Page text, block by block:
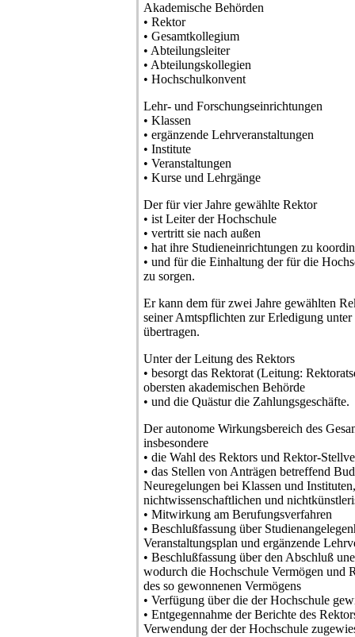
Akademische Behörden
• Rektor
• Gesamtkollegium
• Abteilungsleiter
• Abteilungskollegien
• Hochschulkonvent
Lehr- und Forschungseinrichtungen
• Klassen
• ergänzende Lehrveranstaltungen
• Institute
• Veranstaltungen
• Kurse und Lehrgänge
Der für vier Jahre gewählte Rektor
• ist Leiter der Hochschule
• vertritt sie nach außen
• hat ihre Studieneinrichtungen zu
• und für die Einhaltung der für die
zu sorgen.
Er kann dem für zwei Jahre gewählten
seiner Amtspflichten zur Erledigung
übertragen.
Unter der Leitung des Rektors
• besorgt das Rektorat (Leitung:
obersten akademischen Behörde
• und die Quästur die Zahlungsgeschäfte.
Der autonome Wirkungsbereich des
insbesondere
• die Wahl des Rektors und Rektor-
• das Stellen von Anträgen betreffend
Neuregelungen bei Klassen und
nichtwissenschaftlichen und
• Mitwirkung am Berufungsverfahren
• Beschlußfassung über
Veranstaltungsplan und ergänzende
• Beschlußfassung über den Abschluß
wodurch die Hochschule Vermögen und
des so gewonnenen Vermögens
• Verfügung über die der Hochschule
• Entgegennahme der Berichte des
Verwendung der der Hochschule